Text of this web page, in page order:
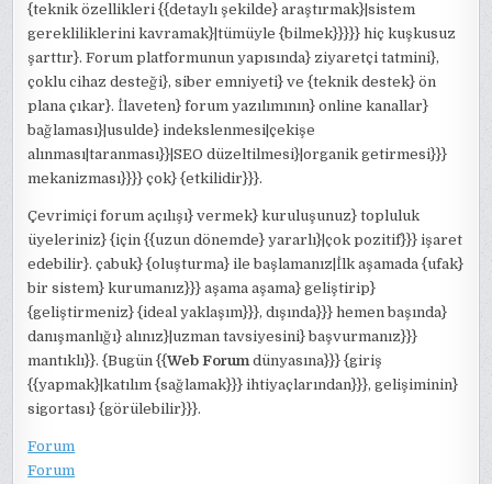
{teknik özellikleri {{detaylı şekilde} araştırmak}|sistem
gerekliliklerini kavramak}|tümüyle {bilmek}}}}} hiç kuşkusuz
şarttır}. Forum platformunun yapısında} ziyaretçi tatmini},
çoklu cihaz desteği}, siber emniyeti} ve {teknik destek} ön
plana çıkar}. İlaveten} forum yazılımının} online kanallar}
bağlaması}|usulde} indekslenmesi|çekişe
alınması|taranması}}|SEO düzeltilmesi}|organik getirmesi}}}
mekanizması}}}} çok} {etkilidir}}}.
Çevrimiçi forum açılışı} vermek} kuruluşunuz} topluluk
üyeleriniz} {için {{uzun dönemde} yararlı}|çok pozitif}}} işaret
edebilir}. çabuk} {oluşturma} ile başlamanız|İlk aşamada {ufak}
bir sistem} kurumanız}}} aşama aşama} geliştirip}
{geliştirmeniz} {ideal yaklaşım}}}, dışında}}} hemen başında}
danışmanlığı} alınız}|uzman tavsiyesini} başvurmanız}}}
mantıklı}}. {Bugün {{Web Forumdünyasına}}} {giriş
{{yapmak}|katılım {sağlamak}}} ihtiyaçlarından}}}, gelişiminin}
sigortası} {görülebilir}}}.
Forum
Forum